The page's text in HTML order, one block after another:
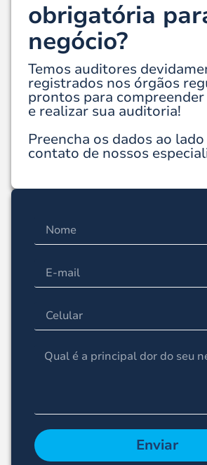
obrigatória
negócio?
Temos auditores
registrados nos órgãos
prontos para
e realizar sua auditoria!
Preencha os dados ao
contato de nossos
Enviar